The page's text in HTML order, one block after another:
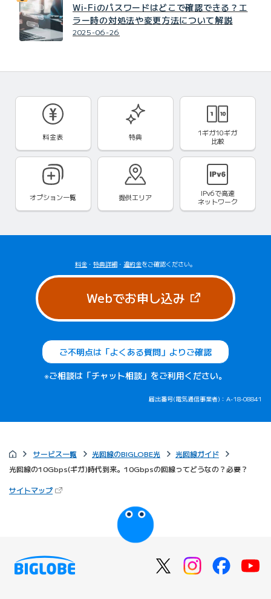
Wi-Fiのパスワードはどこで確認できる？エ
ラー時の対処法や変更方法について解説
2025-06-26
料金表 特典
1ギガ10ギガ
比較
オプション一覧 提供エリア IPv6で高速
ネットワーク
料金 ・ 特典詳細 ・ 違約金をご確認ください。
Webでお申し込み（新しいタブ
ご不明点は「よくある質問」よりご確認
※ご相談は「チャット相談」をご利用ください。
届出番号(電気通信事業者)：A-18-08841
サービス一覧 光回線のBIGLOBE光
光回線ガイド
光回線の10Gbps(ギガ)時代到来。10Gbpsの回線ってどうなの？必要？
サイトマップ（新しいタブで開きます）